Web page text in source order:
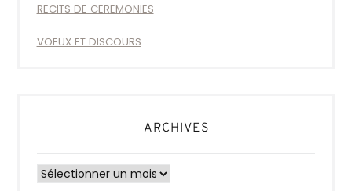
RECITS DE CEREMONIES
VOEUX ET DISCOURS
ARCHIVES
Archives